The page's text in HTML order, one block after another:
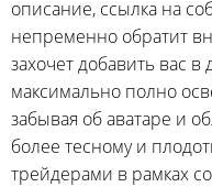
описание, ссылка на
непременно обратит
захочет добавить вас
максимально полно
забывая об аватаре и
более тесному и
трейдерами в рамках